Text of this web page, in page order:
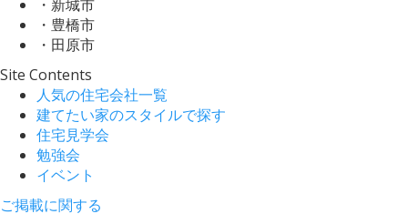
・新城市
・豊橋市
・田原市
Site Contents
人気の住宅会社一覧
建てたい家のスタイルで探す
住宅見学会
勉強会
イベント
ご掲載に関する